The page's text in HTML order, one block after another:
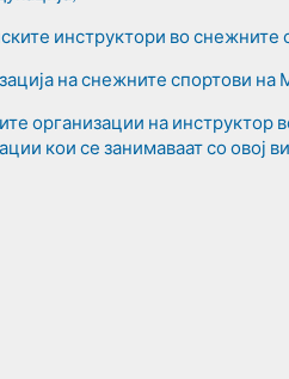
инструктори во снежните
на снежните спортови на
организации на инструктор
кои се занимаваат со овој